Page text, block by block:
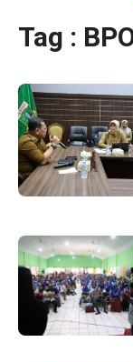
Tag :